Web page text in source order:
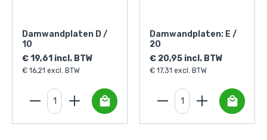
Damwandplaten D /
10
€ 19,61 incl. BTW
€ 16,21 excl. BTW
Damwandplaten: E /
20
€ 20,95 incl. BTW
€ 17,31 excl. BTW